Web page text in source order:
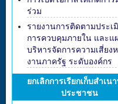
ร่วม
รายงานการติดตามประเ
การควบคุมภายใน และแ
บริหารจัดการความเสี่ยง
งานภาครัฐ ระดับองค์กร
ยกเลิกการเรียกเก็บสำเน
ประชาชน